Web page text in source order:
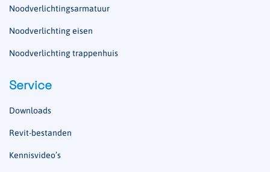
Noodverlichtingsarmatuur
Noodverlichting eisen
Noodverlichting trappenhuis
Service
Downloads
Revit-bestanden
Kennisvideo’s